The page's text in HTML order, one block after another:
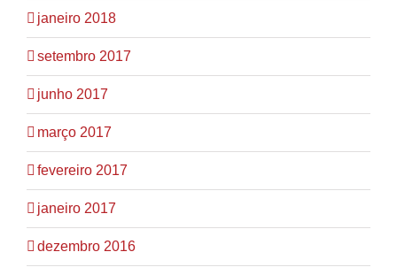
janeiro 2018
setembro 2017
junho 2017
março 2017
fevereiro 2017
janeiro 2017
dezembro 2016